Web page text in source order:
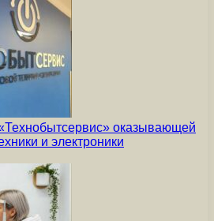
оказывающей
и электроники